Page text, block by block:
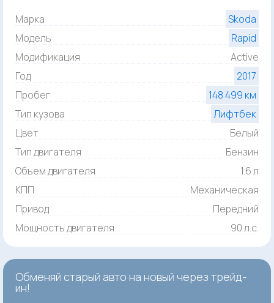
Марка
Skoda
Модель
Rapid
Модификация
Active
Год
2017
Пробег
148 499 км
Тип кузова
Лифтбек
Цвет
Белый
Тип двигателя
Бензин
Объем двигателя
1.6 л
КПП
Механическая
Привод
Передний
Мощность двигателя
90 л.с.
Обменяй старый авто на новый через трейд-
ин!